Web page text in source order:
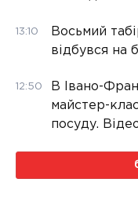
13:10
Восьмий
відбувся на
12:50
В Івано-
майстер-
посуду.